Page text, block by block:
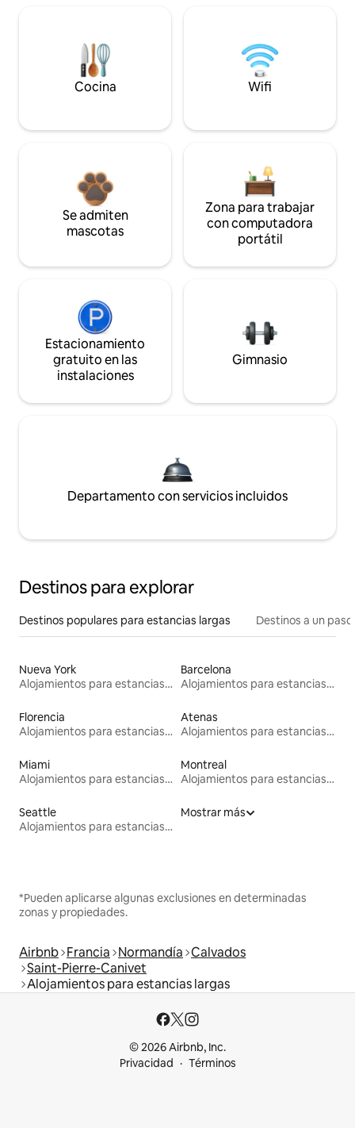
Cocina Wifi
Se admiten
mascotas
Zona para trabajar
con computadora
portátil
Estacionamiento
gratuito en las
instalaciones
Gimnasio
Departamento con servicios incluidos
Destinos para explorar
Destinos populares para estancias largas Destinos a un
Nueva York
Alojamientos para estancias largas
Barcelona
Alojamientos para estancias largas
Florencia
Alojamientos para estancias largas
Atenas
Alojamientos para estancias largas
Miami
Alojamientos para estancias largas
Montreal
Alojamientos para estancias largas
Seattle
Alojamientos para estancias largas
Mostrar más
*Pueden aplicarse algunas exclusiones en determinadas
zonas y propiedades.
Airbnb Francia Normandía Calvados
Saint-Pierre-Canivet
Alojamientos para estancias largas
© 2026 Airbnb, Inc.
Privacidad
Términos